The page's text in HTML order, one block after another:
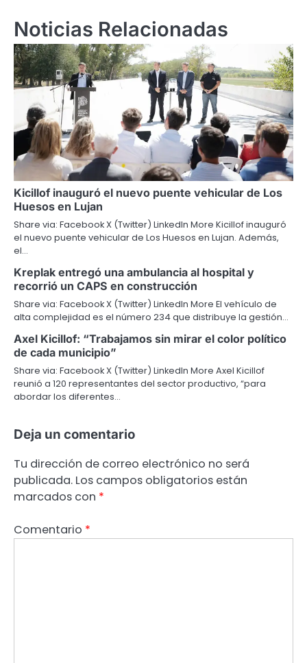
Noticias Relacionadas
Kicillof inauguró el nuevo puente vehicular de Los
Huesos en Lujan
Share via: Facebook X (Twitter) LinkedIn More Kicillof inauguró
el nuevo puente vehicular de Los Huesos en Lujan. Además,
el…
Kreplak entregó una ambulancia al hospital y
recorrió un CAPS en construcción
Share via: Facebook X (Twitter) LinkedIn More El vehículo de
alta complejidad es el número 234 que distribuye la gestión…
Axel Kicillof: “Trabajamos sin mirar el color político
de cada municipio”
Share via: Facebook X (Twitter) LinkedIn More Axel Kicillof
reunió a 120 representantes del sector productivo, “para
abordar los diferentes…
Deja un comentario
Tu dirección de correo electrónico no será
publicada. Los campos obligatorios están
marcados con *
Comentario *